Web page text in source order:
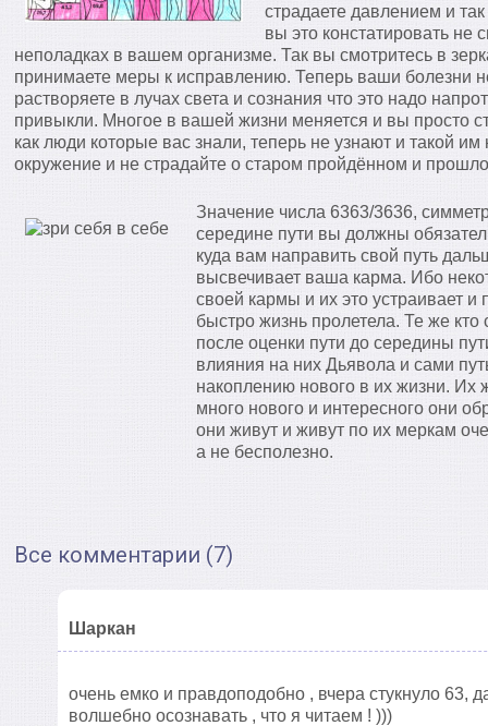
страдаете давлением и
вы это констатировать не
неполадках в вашем организме. Так вы смотритесь в
принимаете меры к исправлению. Теперь ваши болезни
растворяете в лучах света и сознания что это надо
привыкли. Многое в вашей жизни меняется и вы просто
как люди которые вас знали, теперь не узнают и такой
окружение и не страдайте о старом пройдённом и
Значение числа 6363/3636,
середине пути вы должны
куда вам направить свой путь
высвечивает ваша карма. Ибо
своей кармы и их это устраивает
быстро жизнь пролетела. Те же кто
после оценки пути до середины
влияния на них Дьявола и сами
накоплению нового в их жизни. Их
много нового и интересного они
они живут и живут по их меркам
а не бесполезно.
Все комментарии (7)
Шаркан
очень емко и правдоподобно , вчера стукнуло 63,
волшебно осознавать , что я читаем ! )))